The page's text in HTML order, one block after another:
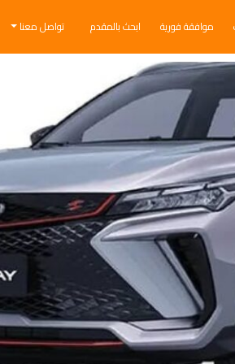
موافقة فورية ابحث بالمقدم تواصل معنا